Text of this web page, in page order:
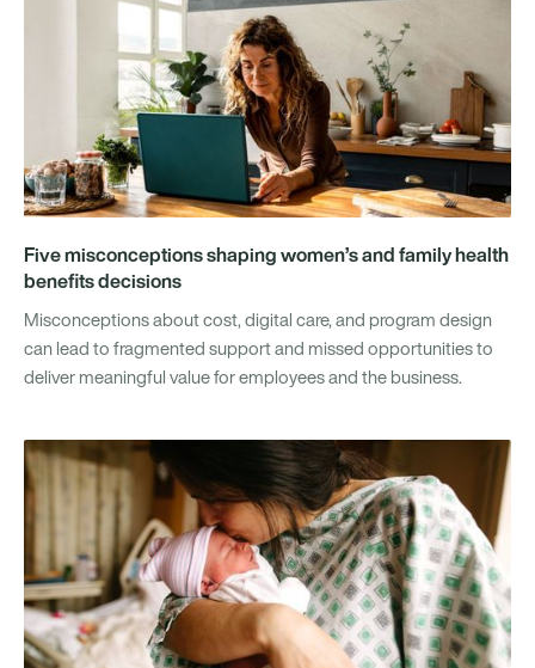
Five misconceptions shaping women’s and family health
benefits decisions
Misconceptions about cost, digital care, and program design
can lead to fragmented support and missed opportunities to
deliver meaningful value for employees and the business.